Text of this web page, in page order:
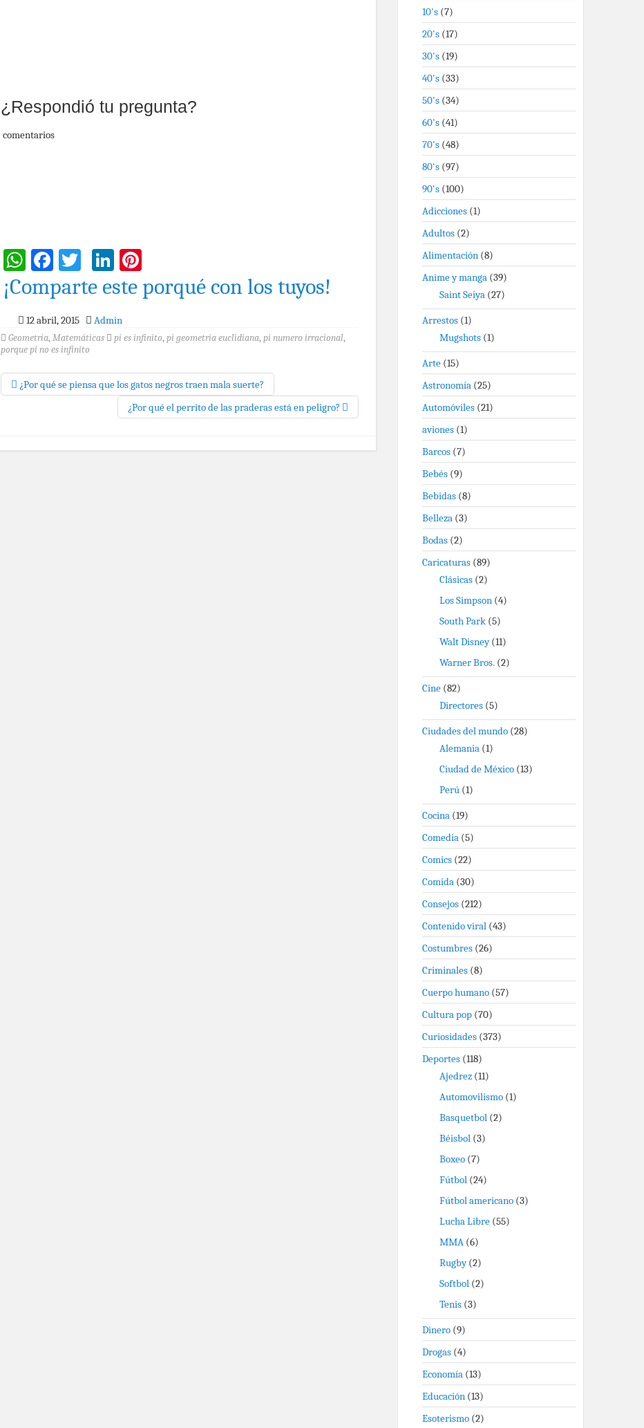
¿Respondió tu pregunta?
comentarios
WhatsApp
Facebook
TwitterLinkedIn
¡Comparte este porqué con los tuyos!
12 abril, 2015 Admin
Geometría, Matemáticas pi es infinito, pi geometria euclidiana, pi numero irracional,
porque pi no es infinito
¿Por qué se piensa que los gatos negros traen mala suerte?
¿Por qué el perrito de las praderas está en peligro?
10's (7)
20's (17)
30's (19)
40's (33)
50's (34)
60's (41)
70's (48)
80's (97)
90's (100)
Adicciones (1)
Adultos (2)
Alimentación (8)
Anime y manga (39)
Saint Seiya (27)
Arrestos (1)
Mugshots (1)
Arte (15)
Astronomía (25)
Automóviles (21)
aviones (1)
Barcos (7)
Bebés (9)
Bebidas (8)
Belleza (3)
Bodas (2)
Caricaturas (89)
Clásicas (2)
Los Simpson (4)
South Park (5)
Walt Disney(11)
Warner Bros. (2)
Cine (82)
Directores (5)
Ciudades del mundo (28)
Alemania (1)
Ciudad de México (13)
Perú (1)
Cocina (19)
Comedia (5)
Comics (22)
Comida (30)
Consejos (212)
Contenido viral (43)
Costumbres (26)
Criminales (8)
Cuerpo humano (57)
Cultura pop (70)
Curiosidades (373)
Deportes (118)
Ajedrez (11)
Automovilismo (1)
Basquetbol (2)
Béisbol (3)
Boxeo (7)
Fútbol (24)
Fútbol americano (3)
Lucha Libre (55)
MMA (6)
Rugby(2)
Softbol (2)
Tenis (3)
Dinero (9)
Drogas (4)
Economía (13)
Educación (13)
Esoterismo (2)